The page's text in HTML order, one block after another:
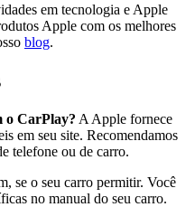
em tecnologia e Apple
Apple com os melhores
blog.
o CarPlay? A Apple fornece
em seu site. Recomendamos
telefone ou de carro.
se o seu carro permitir. Você
no manual do seu carro.